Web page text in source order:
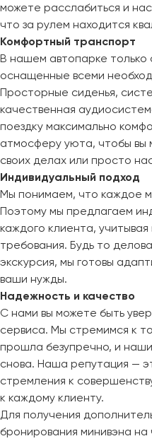
можете расслабиться и
что за рулем находится
Комфортный транспорт
В нашем автопарке только
оснащенные всеми
Просторные сиденья,
качественная
поездку максимально
атмосферу уюта, чтобы вы
своих делах или просто
Индивидуальный подход
Мы понимаем, что каждое
Поэтому мы предлагаем
каждого клиента,
требования. Будь то
экскурсия, мы готовы
ваши нужды.
Надежность и качество
С нами вы можете быть
сервиса. Мы стремимся к
прошла безупречно, и
снова. Наша репутация —
стремления к
к каждому клиенту.
Для получения
бронирования минивэна